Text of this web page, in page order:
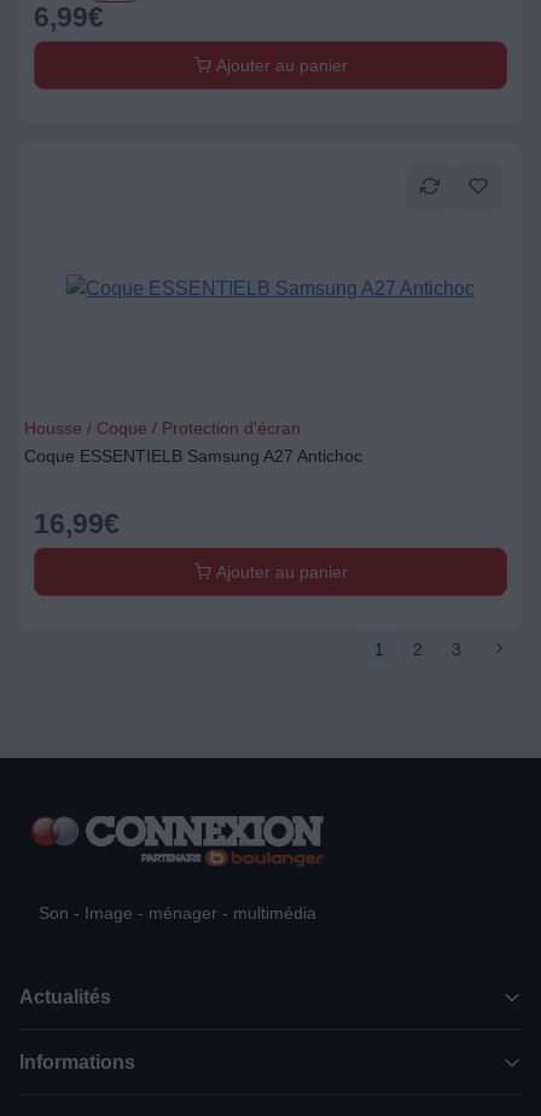
6,99€
Ajouter au panier
Housse / Coque / Protection d'écran
Coque ESSENTIELB Samsung A27 Antichoc
16,99€
Ajouter au panier
1 2 3
Son - Image - ménager - multimédia
Actualités
Informations